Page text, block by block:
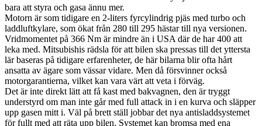
bara att styra och gasa ännu mer.
Motorn är som tidigare en 2-liters fyrcylindrig pjäs med turbo och
laddluftkylare, som ökat från 280 till 295 hästar till nya versionen.
Vridmomentet på 366 Nm är mindre än i USA där de har 400 att
leka med. Mitsubishis rädsla för att bilen ska pressas till det yttersta
lär baseras på tidigare erfarenheter, de här bilarna blir ofta hårt
ansatta av ägare som vässar vidare. Men då försvinner också
motorgarantierna, vilket kan vara värt att veta i förväg.
Det är inte direkt lätt att få kast med bakvagnen, den är tryggt
understyrd om man inte går med full attack in i en kurva och släpper
upp gasen mitt i. Väl på brett ställ jobbar det nya antisladdsystemet
för fullt med att räta upp bilen. Systemet kan bromsa med ena